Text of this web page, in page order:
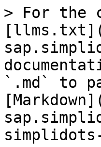
> For the
`.md` to